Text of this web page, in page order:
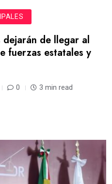
dejarán de llegar al
fuerzas estatales y
0 3 min read